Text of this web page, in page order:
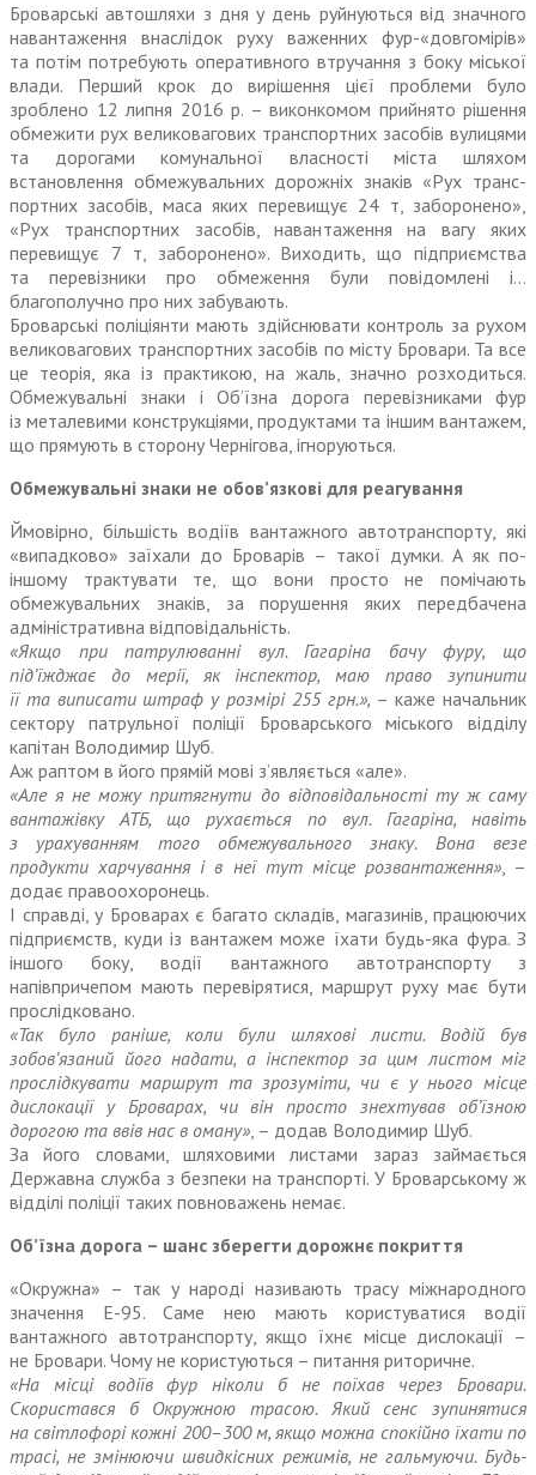
Броварські автошляхи з дня у день руйнуються від значного
навантаження внаслідок руху важенних фур-«довгомірів»
та потім потребують оперативного втручання з боку міської
влади. Перший крок до вирішення цієї проблеми було
зроблено 12 липня 2016 р. – виконкомом прийнято рішення
обмежити рух великовагових транспортних засобів вулицями
та дорогами комунальної власності міста шляхом
встановлення обмежувальних дорожніх знаків «Рух транс­
портних засобів, маса яких перевищує 24 т, заборонено»,
«Рух транспортних засобів, навантаження на вагу яких
перевищує 7 т, заборонено». Виходить, що підприємства
та перевізники про обмеження були повідом­лені і…
благополучно про них забувають.
Броварські поліціянти мають здійснювати контроль за рухом
великовагових транспортних засобів по місту Бровари. Та все
це теорія, яка із практикою, на жаль, значно розходиться.
Обмежувальні знаки і Об’їзна дорога перевізниками фур
із металевими конструкціями, продуктами та іншим вантажем,
що прямують в сторону Чернігова, ігноруються.
Обмежувальні знаки не обов’язкові для реагування
Ймовірно, більшість водіїв вантажного автотранспорту, які
«випадково» заїхали до Броварів – такої думки. А як по-
іншому трактувати те, що вони просто не помічають
обмежувальних знаків, за порушення яких передбачена
адміністративна відповідальність.
«Якщо при патрулюванні вул. Гагаріна бачу фуру, що
під’їжджає до мерії, як інспектор, маю право зупинити
її та виписати штраф у розмірі 255 грн.», – каже начальник
сектору патрульної поліції Броварського міського відділу
капітан Володимир Шуб.
Аж раптом в його прямій мові з’являється «але».
«Але я не можу притягнути до відповідальності ту ж саму
вантажівку АТБ, що рухається по вул. Гагаріна, навіть
з урахуванням того обмежувального знаку. Вона везе
продукти харчування і в неї тут місце розвантаження», –
додає правоохоронець.
І справді, у Броварах є багато складів, магазинів, працюючих
підприємств, куди із вантажем може їхати будь-яка фура. З
іншого боку, водії вантажного автотранспорту з
напівпричепом мають перевірятися, маршрут руху має бути
прослідковано.
«Так було раніше, коли були шляхові листи. Водій був
зобов’язаний його надати, а інспектор за цим листом міг
прослідкувати маршрут та зрозуміти, чи є у нього місце
дислокації у Броварах, чи він просто знехтував об’їзною
дорогою та ввів нас в оману», – додав Володимир Шуб.
За його словами, шляховими листами зараз займається
Державна служба з безпеки на транспорті. У Броварському ж
відділі поліції таких повноважень немає.
Об’їзна дорога – шанс зберегти дорожнє покриття
«Окружна» – так у народі називають трасу міжнародного
значення Е-95. Саме нею мають користуватися водії
вантажного автотранспорту, якщо їхнє місце дислокації –
не Бровари. Чому не користуються – питання риторичне.
«На місці водіїв фур ніколи б не поїхав через Бровари.
Скористався б Окружною трасою. Який сенс зупинятися
на світлофорі кожні 200–300 м, якщо можна спокійно їхати по
трасі, не змінюючи швидкісних режимів, не гальмуючи. Будь-